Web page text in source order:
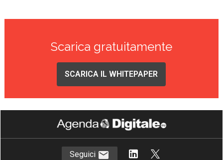
Scarica gratuitamente
SCARICA IL WHITEPAPER
Seguici